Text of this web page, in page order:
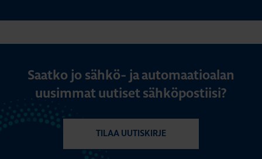
Saatko jo sähkö- ja automaatioalan
uusimmat uutiset sähköpostiisi?
TILAA UUTISKIRJE